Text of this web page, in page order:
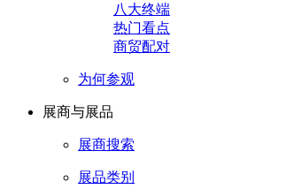
八大终端
热门看点
商贸配对
为何参观
展商与展品
展商搜索
展品类别